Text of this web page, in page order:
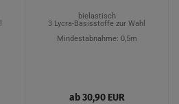
bielastisch
3 Lycra-Basisstoffe zur Wahl
Mindestabnahme: 0,5m
ab 30,90 EUR